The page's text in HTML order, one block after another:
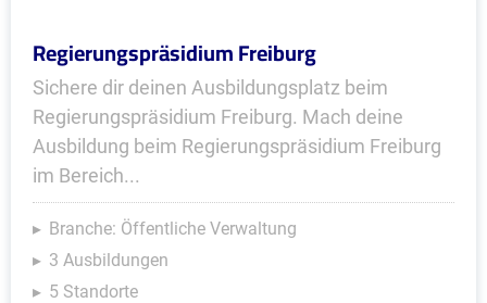
Regierungspräsidium Freiburg
Sichere dir deinen Ausbildungsplatz beim
Regierungspräsidium Freiburg. Mach deine
Ausbildung beim Regierungspräsidium Freiburg
im Bereich...
Branche: Öffentliche Verwaltung
3 Ausbildungen
5 Standorte